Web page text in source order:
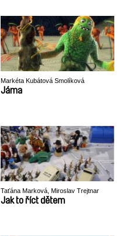
Markéta Kubátová Smolíková
Jáma
Taťána Marková, Miroslav Trejtnar
Jak to říct dětem